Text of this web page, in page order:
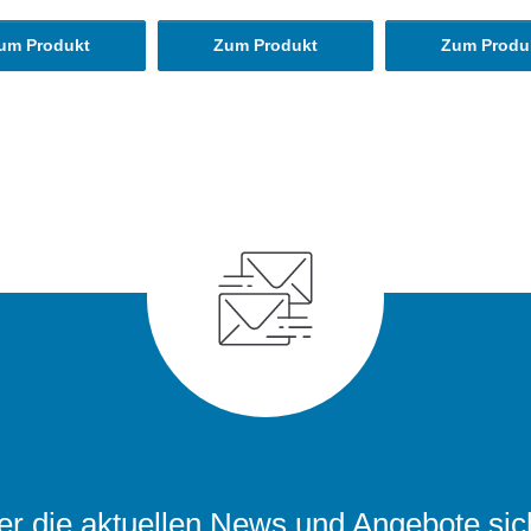
Produkt Zum Produkt Zum
die aktuellen News und Angebote